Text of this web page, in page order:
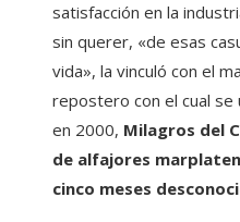
satisfacción en la
sin querer, «de esas
vida», la vinculó con el
repostero con el cual se
en 2000, Milagros del
de alfajores
cinco meses